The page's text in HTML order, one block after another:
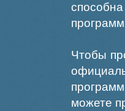
Чтобы
можете